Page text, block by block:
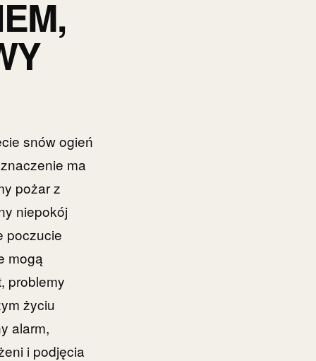
snów ogień
ma
pożar z
niepokój
poczucie
mogą
problemy
życiu
alarm,
i podjęcia